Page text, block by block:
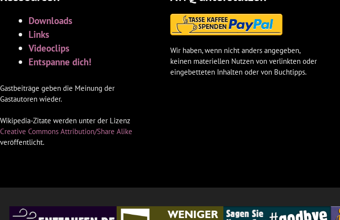
Downloads
Links
Videoclips
Entspanne dich!
Gastbeiträge geben die Meinung der
Gastautoren wieder.
Wikipedia-Zitate werden unter der Lizenz
Creative Commons Attribution/Share Alike
veröffentlicht.
Wir haben, wenn nicht anders angegeben,
keinen materiellen Nutzen von verlinkten oder
eingebetteten Inhalten oder von Buchtipps.